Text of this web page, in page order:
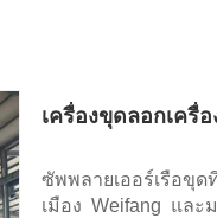
เครื่องขุดลอกเครื่
ซัพพลายเออร์เรือขุด
เมือง Weifang แล